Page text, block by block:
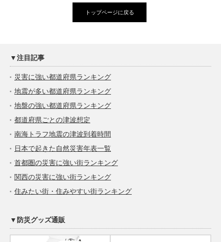
トップページに戻る
▼注目記事
災害に強い都道府県ランキング
地震が多い都道府県ランキング
地盤の強い都道府県ランキング
都道府県ごとの津波想定
南海トラフ地震の津波到着時間
日本で起きた自然災害年表一覧
首都圏の災害に強い街ランキング
関西の災害に強い街ランキング
住みたい街・住みやすい街ランキング
▼防災グッズ通販